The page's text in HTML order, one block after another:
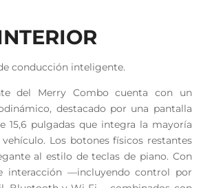
conducción inteligente.
del Merry Combo cuenta con un
destacado por una pantalla
15,6 pulgadas que integra la mayoría
Los botones físicos restantes
al estilo de teclas de piano. Con
interacción —incluyendo control por